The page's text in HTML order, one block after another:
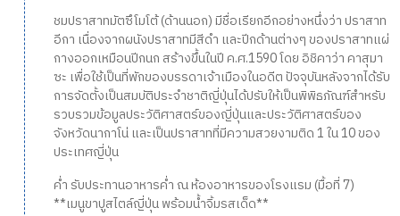
ชมปราสาทมัตซึโมโต้ (ด้านนอก) มีชื่อเรียกอีกอย่างหนึ่งว่า ปราสาท
อีกา เนื่องจากผนังปราสาทมีสีดำ และปีกด้านต่างๆ ของปราสาทแผ่
กางออกเหมือนปีกนก สร้างขึ้นในปี ค.ศ.1590 โดย อิชิคาว่า คาสุมา
ซะ เพื่อใช้เป็นที่พักของบรรดาเจ้าเมืองในอดีต ปัจจุบันหลังจากได้รับ
การจัดตั้งเป็นสมบัติประจำชาติญี่ปุ่นได้ปรับให้เป็นพิพิธภัณฑ์สำหรับ
รวบรวมข้อมูลประวัติศาสตร์ของญี่ปุ่นและประวัติศาสตร์ของ
จังหวัดนากาโน่ และเป็นปราสาทที่มีความสวยงามติด 1 ใน 10 ของ
ประเทศญี่ปุ่น
ค่ำ รับประทานอาหารค่ำ ณ ห้องอาหารของโรงแรม (มื้อที่ 7)
**เมนูขาปูสไตล์ญี่ปุ่น พร้อมน้ำจิ้มรสเด็ด**